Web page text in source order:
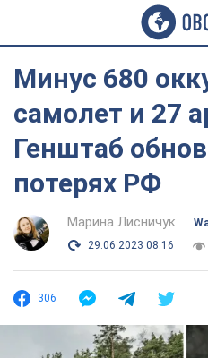
Минус 680
самолет и 27
Генштаб
потерях РФ
Марина Лисничук
29.06.2023 08:16
306